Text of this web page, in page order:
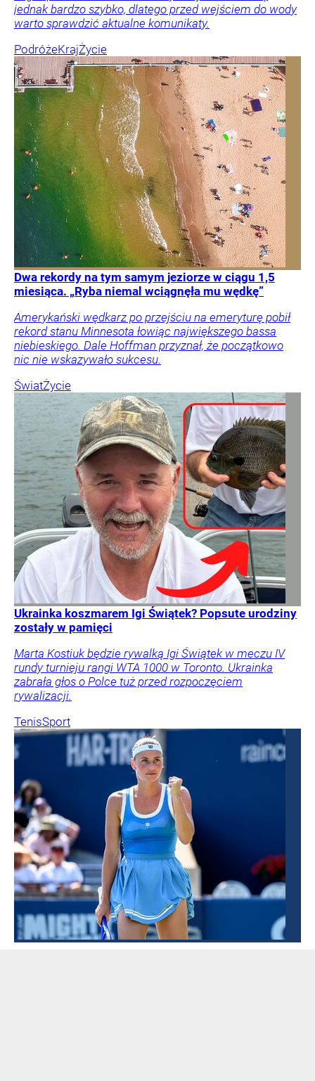
jednak bardzo szybko, dlatego przed wejściem do wody
warto sprawdzić aktualne komunikaty.
PodróżeKrajŻycie
Dwa rekordy na tym samym jeziorze w ciągu 1,5
miesiąca. „Ryba niemal wciągnęła mu wędkę”
Amerykański wędkarz po przejściu na emeryturę pobił
rekord stanu Minnesota łowiąc największego bassa
niebieskiego. Dale Hoffman przyznał, że początkowo
nic nie wskazywało sukcesu.
ŚwiatŻycie
Ukrainka koszmarem Igi Świątek? Popsute urodziny
zostały w pamięci
Marta Kostiuk będzie rywalką Igi Świątek w meczu IV
rundy turnieju rangi WTA 1000 w Toronto. Ukrainka
zabrała głos o Polce tuż przed rozpoczęciem
rywalizacji.
TenisSport